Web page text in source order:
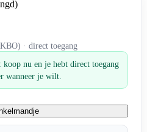
· direct toegang
nu en je hebt direct toegang
wanneer je wilt.